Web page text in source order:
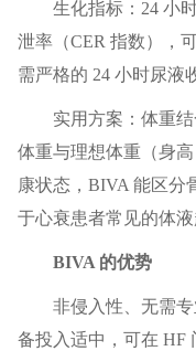
生化指标：24 小
泄率（CER 指数），
需严格的 24 小时尿液
实用方案：体重
体重与理想体重（身
康状态，BIVA 能区分
于心衰患者常见的体液
BIVA 的优势
非侵入性、无需
备投入适中，可在 HF